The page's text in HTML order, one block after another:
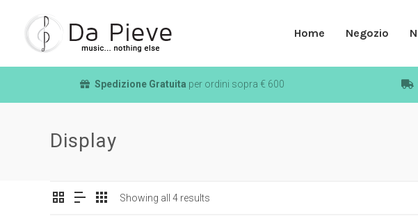
Home Negozio
Spedizione Gratuita per ordini sopra € 600
Display
Showing all 4 results